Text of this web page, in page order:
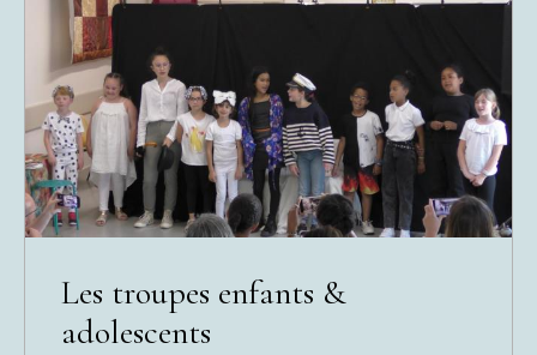
Les troupes enfants &
adolescents